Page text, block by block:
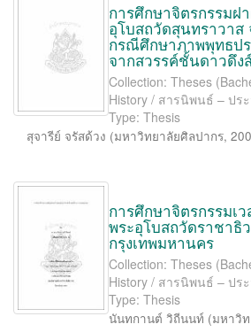
การศึกษาจิตรกรรมฝ
อุโบสถวัดสุนทราวาส
กรณีศึกษาภาพพุทธป
จากสวรรค์ชั้นดาวดึง
Collection: Theses
History / สารนิพนธ์ – ปร
Type: Thesis
สุจารีย์ จรัสด้วง (มหาวิทยาลัยศิลปากร,
การศึกษาจิตรกรรมเ
พระอุโบสถวัดราชาธิ
กรุงเทพมหานคร
Collection: Theses
History / สารนิพนธ์ – ปร
Type: Thesis
นันทกานต์ วิถีนนท์ (มหาวิ